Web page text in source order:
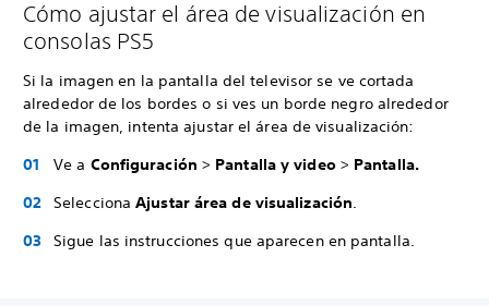
Cómo ajustar el área de visualización en
consolas PS5
Si la imagen en la pantalla del televisor se ve cortada
alrededor de los bordes o si ves un borde negro alrededor
de la imagen, intenta ajustar el área de visualización:
Ve a Configuración > Pantalla y video > Pantalla.
SeleccionaAjustar área de visualización.
Sigue las instrucciones que aparecen en pantalla.